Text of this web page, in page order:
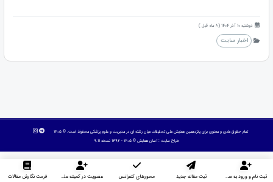
دوشنبه 10 آذر 1404 (8 ماه قبل )
اخبار سایت
تمام حقوق مادی و معنوی برای پانزدهمین همایش ملی تحقیقات میان رشته ای در مديريت و علوم پزشکی محفوظ است. © ۱۴۰۵
طراح سایت :آسان همایش © ۱۴۰۵ - 1392 نسخه 9.11
ثبت نام و ورود به سایت ثبت مقاله جدید محورهای کنفرانس عضویت در کمیته علمی داوران فرمت نگارش مقالات